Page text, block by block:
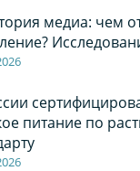
медиа: чем
питание по